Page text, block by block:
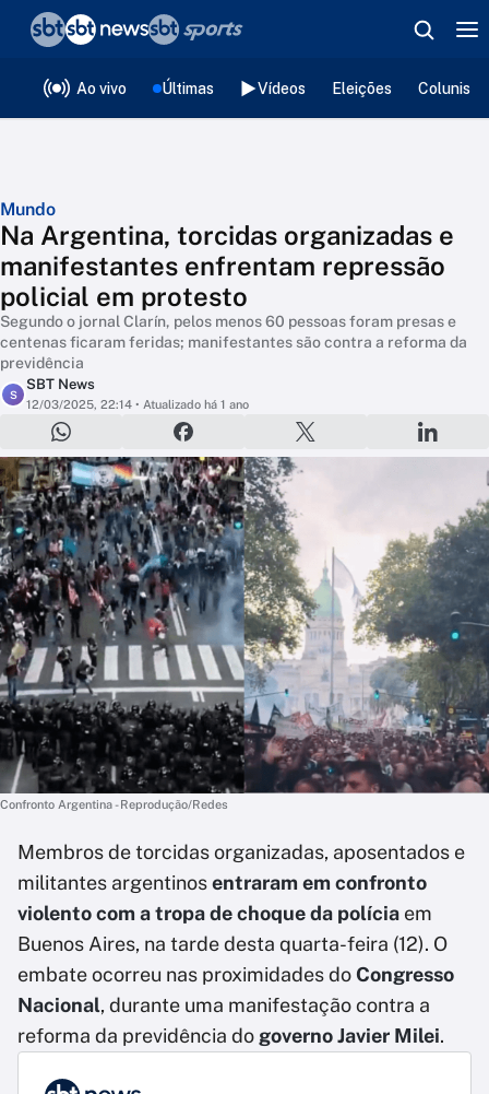
Ao vivo Últimas Vídeos Eleições
Mundo
Na Argentina, torcidas organizadas e
manifestantes enfrentam repressão
policial em protesto
Segundo o jornal Clarín, pelos menos 60 pessoas foram presas e
centenas ficaram feridas; manifestantes são contra a reforma da
previdência
S
SBT News
12/03/2025, 22:14 • Atualizado há 1 ano
Confronto Argentina - Reprodução/Redes
Membros de torcidas organizadas, aposentados e
militantes argentinosentraram em confronto
violento com a tropa de choque da polícia em
Buenos Aires, na tarde desta quarta-feira (12). O
embate ocorreu nas proximidades doCongresso
Nacional, durante uma manifestação contra a
reforma da previdência do governo Javier Milei.
❮voltar
Editorias